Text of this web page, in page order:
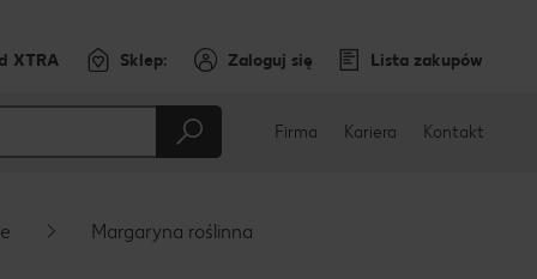
XTRA Sklep: Zaloguj się Lista zakupów
Firma Kariera Kontakt
Margaryna roślinna